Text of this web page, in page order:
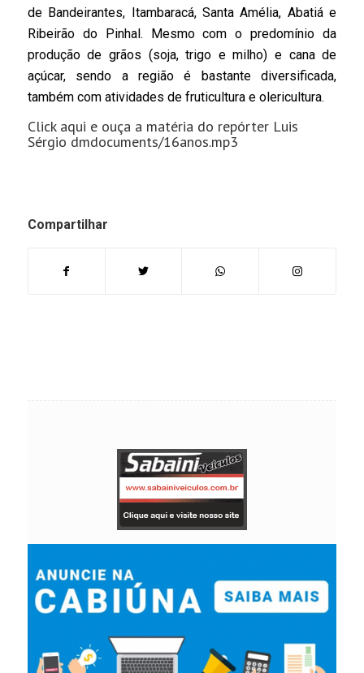
de Bandeirantes, Itambaracá, Santa Amélia, Abatiá e
Ribeirão do Pinhal. Mesmo com o predomínio da
produção de grãos (soja, trigo e milho) e cana de
açúcar, sendo a região é bastante diversificada,
também com atividades de fruticultura e olericultura.
Click aqui e ouça a matéria do repórter Luis
Sérgio dmdocuments/16anos.mp3
Compartilhar